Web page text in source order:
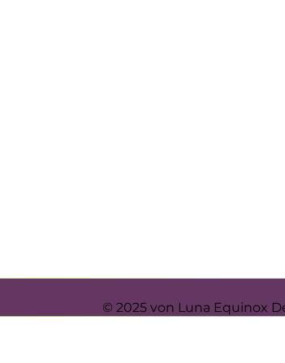
© 2025 von Luna Equinox